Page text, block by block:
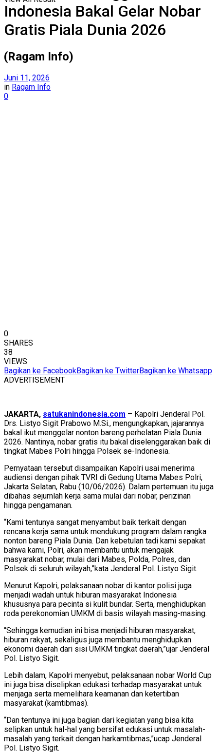
Indonesia Bakal Gelar Nobar
Gratis Piala Dunia 2026
(Ragam Info)
Juni 11, 2026
in Ragam Info
0
0
SHARES
38
VIEWS
Bagikan ke FacebookBagikan ke TwitterBagikan ke Whatsapp
ADVERTISEMENT
JAKARTA, satukanindonesia.com – Kapolri Jenderal Pol.
Drs. Listyo Sigit Prabowo M.Si., mengungkapkan, jajarannya
bakal ikut menggelar nonton bareng perhelatan Piala Dunia
2026. Nantinya, nobar gratis itu bakal diselenggarakan baik di
tingkat Mabes Polri hingga Polsek se-Indonesia.
Pernyataan tersebut disampaikan Kapolri usai menerima
audiensi dengan pihak TVRI di Gedung Utama Mabes Polri,
Jakarta Selatan, Rabu (10/06/2026). Dalam pertemuan itu juga
dibahas sejumlah kerja sama mulai dari nobar, perizinan
hingga pengamanan.
“Kami tentunya sangat menyambut baik terkait dengan
rencana kerja sama untuk mendukung program dalam rangka
nonton bareng Piala Dunia. Dan kebetulan tadi kami sepakat
bahwa kami, Polri, akan membantu untuk mengajak
masyarakat nobar, mulai dari Mabes, Polda, Polres, dan
Polsek di seluruh wilayah,”kata Jenderal Pol. Listyo Sigit.
Menurut Kapolri, pelaksanaan nobar di kantor polisi juga
menjadi wadah untuk hiburan masyarakat Indonesia
khususnya para pecinta si kulit bundar. Serta, menghidupkan
roda perekonomian UMKM di basis wilayah masing-masing.
“Sehingga kemudian ini bisa menjadi hiburan masyarakat,
hiburan rakyat, sekaligus juga membantu menghidupkan
ekonomi daerah dari sisi UMKM tingkat daerah,”ujar Jenderal
Pol. Listyo Sigit.
Lebih dalam, Kapolri menyebut, pelaksanaan nobar World Cup
ini juga bisa diselipkan edukasi terhadap masyarakat untuk
menjaga serta memelihara keamanan dan ketertiban
masyarakat (kamtibmas).
“Dan tentunya ini juga bagian dari kegiatan yang bisa kita
selipkan untuk hal-hal yang bersifat edukasi untuk masalah-
masalah yang terkait dengan harkamtibmas,”ucap Jenderal
Pol. Listyo Sigit.